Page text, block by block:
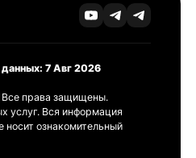
7 Авг 2026
права защищены.
услуг. Вся информация
носит ознакомительный